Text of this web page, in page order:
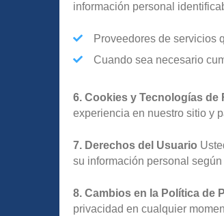
información personal
Proveedores de servicios
Cuando sea necesario
6. Cookies y Tecnologías de
experiencia en nuestro sitio y
7. Derechos del Usuario
su información personal
8. Cambios en la Política de
privacidad en cualquier